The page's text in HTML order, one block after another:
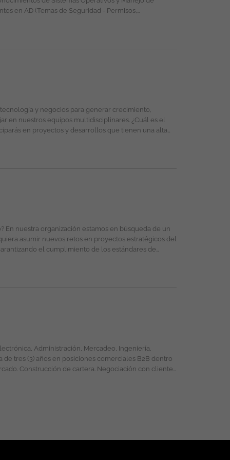
exclusiva de ticjob.co
estado civil o cualquier otra circunstancia personal
asumir nuevos retos en proyectos estratégicos del